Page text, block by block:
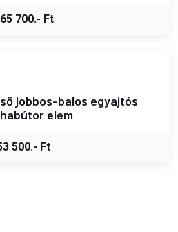
700.- Ft
jobbos-balos egyajtós
elem
500.- Ft